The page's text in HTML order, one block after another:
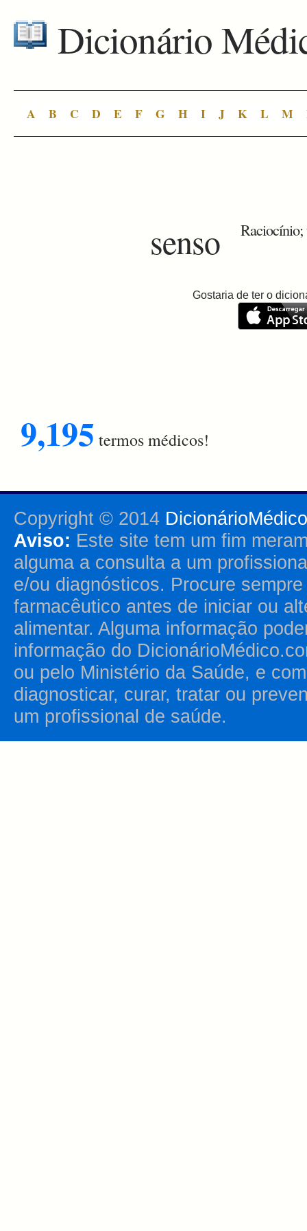
Dicionário
A B C D E F G H I J K L M
senso Raciocínio;
Gostaria de ter o
9,195 termos médicos!
Copyright © 2014
Aviso: Este site tem um fim
alguma a consulta a um
e/ou diagnósticos. Procure
farmacêutico antes de iniciar ou
alimentar. Alguma informação
informação do
ou pelo Ministério da Saúde, e
diagnosticar, curar, tratar ou
um profissional de saúde.